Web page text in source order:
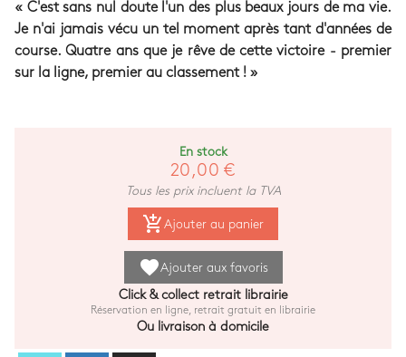
« C'est sans nul doute l'un des plus beaux jours de ma vie.
Je n'ai jamais vécu un tel moment après tant d'années de
course. Quatre ans que je rêve de cette victoire - premier
sur la ligne, premier au classement ! »
En stock
20,00 €
Tous les prix incluent la TVA
add_shopping_cart Ajouter au panier
favoriteAjouter aux favoris
Click & collect retrait librairie
Réservation en ligne, retrait gratuit en librairie
Ou livraison à domicile